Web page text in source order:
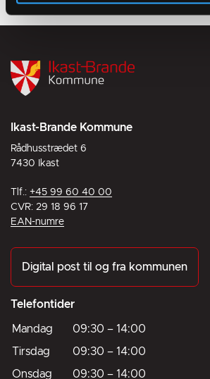
Ikast-Brande Kommune
Rådhusstrædet 6
7430 Ikast
Tlf.: +45 99 60 40 00
CVR: 29 18 96 17
EAN-numre
Digital post til og fra kommunen
Telefontider
Mandag 09:30 – 14:00
Tirsdag
09:30 – 14:00
Onsdag
09:30 – 14:00